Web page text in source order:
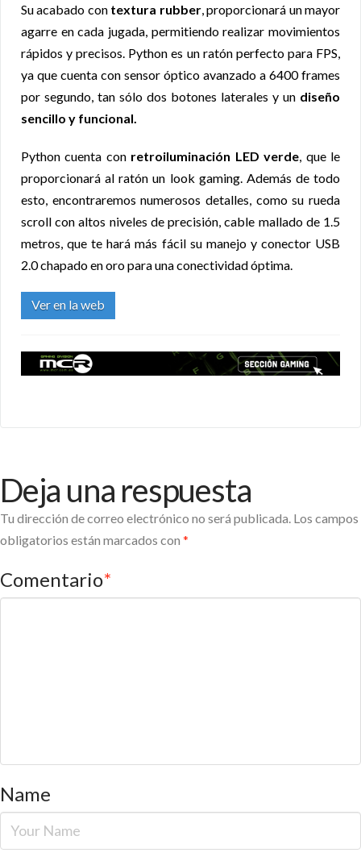
Su acabado con textura rubber, proporcionará un mayor
agarre en cada jugada, permitiendo realizar movimientos
rápidos y precisos. Python es un ratón perfecto para FPS,
ya que cuenta con sensor óptico avanzado a 6400 frames
por segundo, tan sólo dos botones laterales y un diseño
sencillo y funcional.
Python cuenta con retroiluminación LED verde, que le
proporcionará al ratón un look gaming. Además de todo
esto, encontraremos numerosos detalles, como su rueda
scroll con altos niveles de precisión, cable mallado de 1.5
metros, que te hará más fácil su manejo y conector USB
2.0 chapado en oro para una conectividad óptima.
Ver en la web
Deja una respuesta
Tu dirección de correo electrónico no será publicada. Los campos
obligatorios están marcados con *
Comentario*
Name